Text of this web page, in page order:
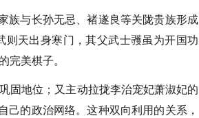
族与长孙无忌、褚遂良等关陇贵族形成
天出身寒门，其父武士彟虽为开国功
完美棋子。
固地位；又主动拉拢李治宠妃萧淑妃的
己的政治网络。这种双向利用的关系，